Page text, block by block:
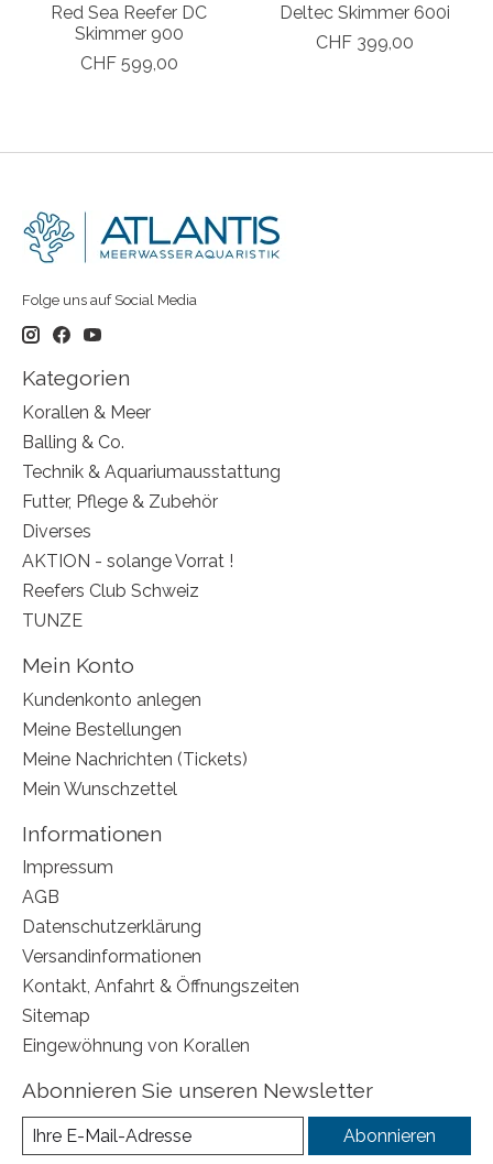
Red Sea Reefer DC
Skimmer 900
CHF 599,00
Deltec Skimmer 600i
CHF 399,00
Folge uns auf Social Media
Kategorien
Korallen & Meer
Balling & Co.
Technik & Aquariumausstattung
Futter, Pflege & Zubehör
Diverses
AKTION - solange Vorrat !
Reefers Club Schweiz
TUNZE
Mein Konto
Kundenkonto anlegen
Meine Bestellungen
Meine Nachrichten (Tickets)
Mein Wunschzettel
Informationen
Impressum
AGB
Datenschutzerklärung
Versandinformationen
Kontakt, Anfahrt & Öffnungszeiten
Sitemap
Eingewöhnung von Korallen
Abonnieren Sie unseren Newsletter
Abonnieren